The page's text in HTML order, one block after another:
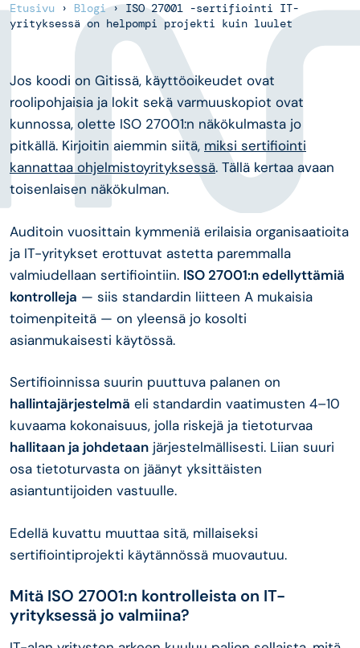
Etusivu › Blogi›ISO 27001 -sertifiointi IT-
yrityksessä on helpompi projekti kuin luulet
Jos koodi on Gitissä, käyttöoikeudet ovat
roolipohjaisia ja lokit sekä varmuuskopiot ovat
kunnossa, olette ISO 27001:n näkökulmasta jo
pitkällä. Kirjoitin aiemmin siitä, miksi sertifiointi
kannattaa ohjelmistoyrityksessä. Tällä kertaa avaan
toisenlaisen näkökulman.
Auditoin vuosittain kymmeniä erilaisia organisaatioita
ja IT-yritykset erottuvat astetta paremmalla
valmiudellaan sertifiointiin. ISO 27001:n edellyttämiä
kontrolleja — siis standardin liitteen A mukaisia
toimenpiteitä — on yleensä jo kosolti
asianmukaisesti käytössä.
Sertifioinnissa suurin puuttuva palanen on
hallintajärjestelmä eli standardin vaatimusten 4–10
kuvaama kokonaisuus, jolla riskejä ja tietoturvaa
hallitaan ja johdetaan järjestelmällisesti. Liian suuri
osa tietoturvasta on jäänyt yksittäisten
asiantuntijoiden vastuulle.
Edellä kuvattu muuttaa sitä, millaiseksi
sertifiointiprojekti käytännössä muovautuu.
Mitä ISO 27001:n kontrolleista on IT-
yrityksessä jo valmiina?